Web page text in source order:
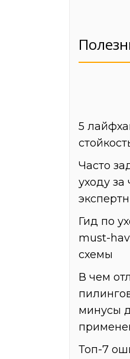
5
Часто
уходу за
Гид по
must-
схемы
В чем
минусы
Топ-7